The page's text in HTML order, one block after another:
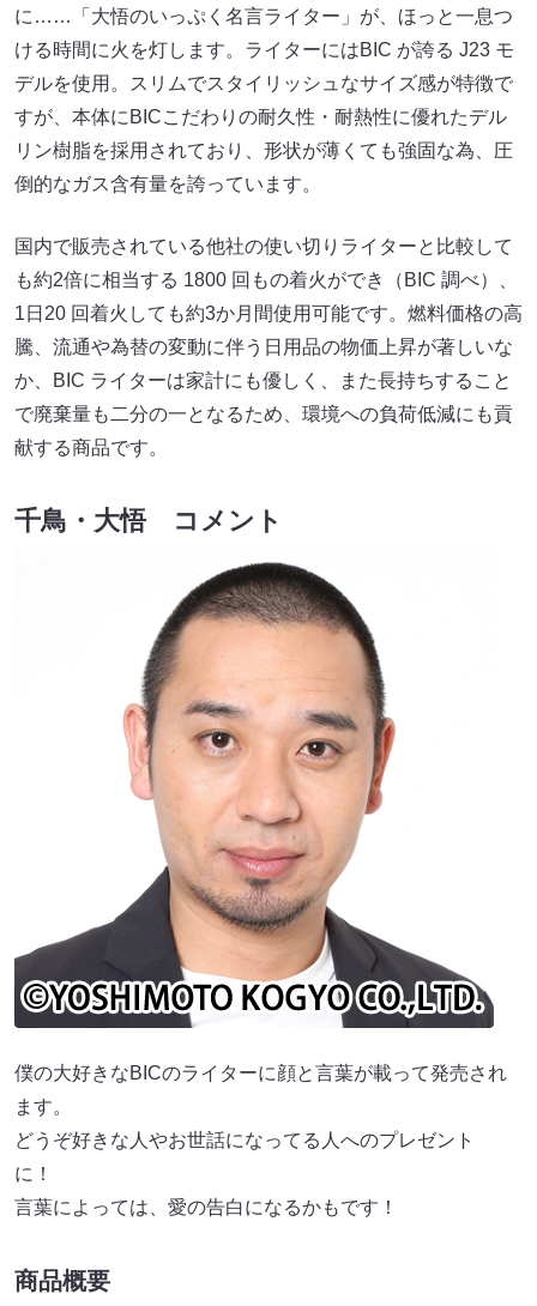
に……「大悟のいっぷく名言ライター」が、ほっと一息つ
ける時間に火を灯します。ライターにはBIC が誇る J23 モ
デルを使用。スリムでスタイリッシュなサイズ感が特徴で
すが、本体にBICこだわりの耐久性・耐熱性に優れたデル
リン樹脂を採用されており、形状が薄くても強固な為、圧
倒的なガス含有量を誇っています。
国内で販売されている他社の使い切りライターと比較して
も約2倍に相当する 1800 回もの着火ができ（BIC 調べ）、
1日20 回着火しても約3か月間使用可能です。燃料価格の高
騰、流通や為替の変動に伴う日用品の物価上昇が著しいな
か、BIC ライターは家計にも優しく、また長持ちすること
で廃棄量も二分の一となるため、環境への負荷低減にも貢
献する商品です。
千鳥・大悟 コメント
僕の大好きなBICのライターに顔と言葉が載って発売され
ます。
どうぞ好きな人やお世話になってる人へのプレゼント
に！
言葉によっては、愛の告白になるかもです！
商品概要